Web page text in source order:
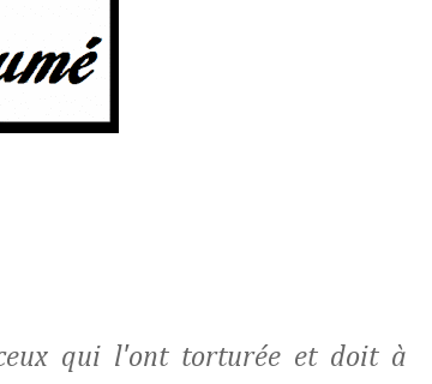
qui l'ont torturée et doit à